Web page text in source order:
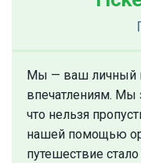
Мы — ваш личный
впечатлениям. Мы
что нельзя
нашей помощью
путешествие